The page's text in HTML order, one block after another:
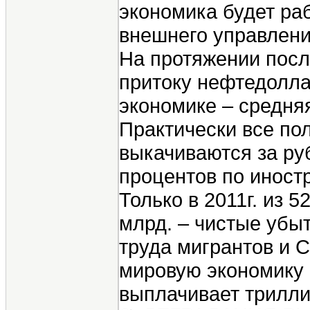
экономика будет
внешнего
На протяжении
притоку
экономике –
Практически все
выкачиваются за
процентов по
Только в 2011г. из
млрд. – чистые
труда мигрантов и
мировую
выплачивает